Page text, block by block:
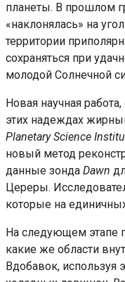
планеты. В прошлом
«наклонялась» на
территории
сохраняться при
молодой Солнечной
Новая научная
этих надеждах
Planetary Science
новый метод
данные зонда Dawn
Цереры.
которые на
На следующем этапе
какие же области
Вдобавок, используя